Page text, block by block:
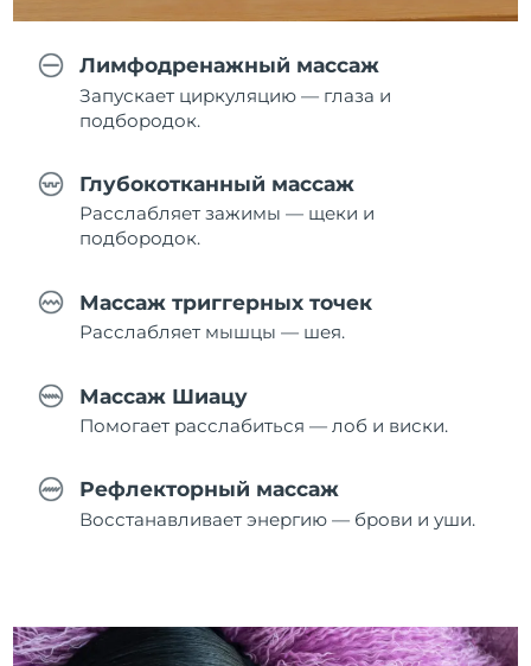
Лимфодренажный массаж
Запускает циркуляцию — глаза и
подбородок.
Глубокотканный массаж
Расслабляет зажимы — щеки и
подбородок.
Массаж триггерных точек
Расслабляет мышцы — шея.
Массаж Шиацу
Помогает расслабиться — лоб и виски.
Рефлекторный массаж
Восстанавливает энергию — брови и уши.